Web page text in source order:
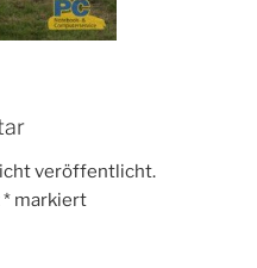
veröffentlicht.
* markiert